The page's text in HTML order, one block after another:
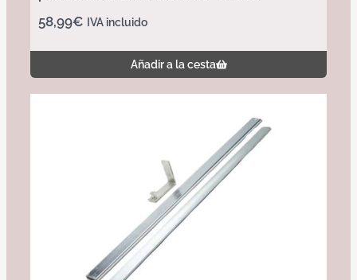
58,99€ IVA incluido
Añadir a la cesta